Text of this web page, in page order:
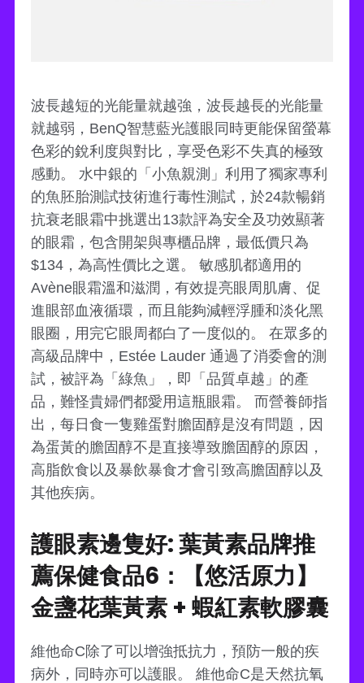
波長越短的光能量就越強，波長越長的光能量
就越弱，BenQ智慧藍光護眼同時更能保留螢幕
色彩的銳利度與對比，享受色彩不失真的極致
感動。 水中銀的「小魚親測」利用了獨家專利
的魚胚胎測試技術進行毒性測試，於24款暢銷
抗衰老眼霜中挑選出13款評為安全及功效顯著
的眼霜，包含開架與專櫃品牌，最低價只為
$134，為高性價比之選。 敏感肌都適用的
Avène眼霜溫和滋潤，有效提亮眼周肌膚、促
進眼部血液循環，而且能夠減輕浮腫和淡化黑
眼圈，用完它眼周都白了一度似的。 在眾多的
高級品牌中，Estée Lauder 通過了消委會的測
試，被評為「綠魚」，即「品質卓越」的產
品，難怪貴婦們都愛用這瓶眼霜。 而營養師指
出，每日食一隻雞蛋對膽固醇是沒有問題，因
為蛋黃的膽固醇不是直接導致膽固醇的原因，
高脂飲食以及暴飲暴食才會引致高膽固醇以及
其他疾病。
護眼素邊隻好: 葉黃素品牌推
薦保健食品6：【悠活原力】
金盞花葉黃素 + 蝦紅素軟膠囊
維他命C除了可以增強抵抗力，預防一般的疾
病外，同時亦可以護眼。 維他命C是天然抗氧